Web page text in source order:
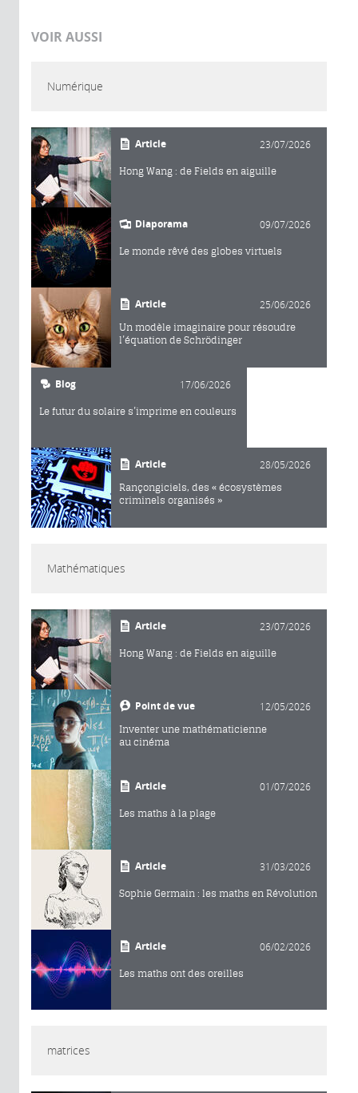
VOIR AUSSI
Numérique
Article 23/07/2026
Hong Wang : de Fields en aiguille
Diaporama 09/07/2026
Le monde rêvé des globes virtuels
Article 25/06/2026
Un modèle imaginaire pour résoudre
l’équation de Schrödinger
Blog 17/06/2026
Le futur du solaire s’imprime en couleurs
Article 28/05/2026
Rançongiciels, des « écosystèmes
criminels organisés »
Mathématiques
Article 23/07/2026
Hong Wang : de Fields en aiguille
Point de vue 12/05/2026
Inventer une mathématicienne
au cinéma
Article 01/07/2026
Les maths à la plage
Article 31/03/2026
Sophie Germain : les maths en Révolution
Article 06/02/2026
Les maths ont des oreilles
matrices